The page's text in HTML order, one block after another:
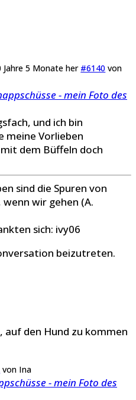
Jahre 5 Monate her #6140 von
- mein Foto des
und ich bin
meine Vorlieben
dem Büffeln doch
sind die Spuren von
wir gehen (A.
sich: ivy06
beizutreten.
auf den Hund zu kommen
von Ina
- mein Foto des